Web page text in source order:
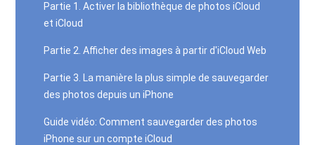
Partie 1. Activer la bibliothèque de photos iCloud
et iCloud
Partie 2. Afficher des images à partir d'iCloud Web
Partie 3. La manière la plus simple de sauvegarder
des photos depuis un iPhone
Guide vidéo: Comment sauvegarder des photos
iPhone sur un compte iCloud